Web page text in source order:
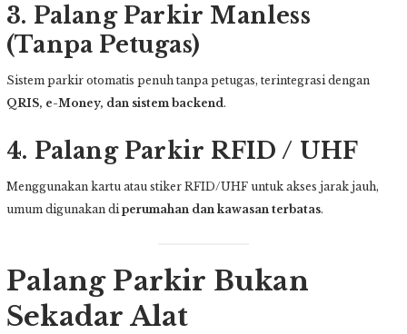
3. Palang Parkir Manless
(Tanpa Petugas)
Sistem parkir otomatis penuh tanpa petugas, terintegrasi dengan
QRIS, e-Money, dan sistem backend.
4. Palang Parkir RFID / UHF
Menggunakan kartu atau stiker RFID/UHF untuk akses jarak jauh,
umum digunakan di perumahan dan kawasan terbatas.
Palang Parkir Bukan
Sekadar Alat